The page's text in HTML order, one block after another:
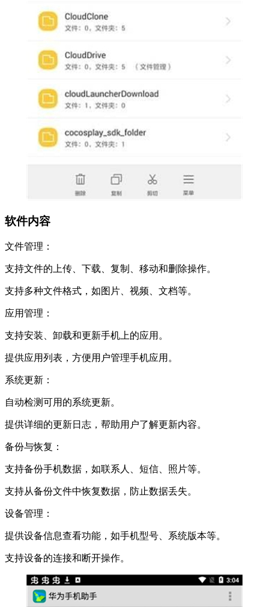
软件内容
文件管理：
支持文件的上传、下载、复制、移动和删除操作。
支持多种文件格式，如图片、视频、文档等。
应用管理：
支持安装、卸载和更新手机上的应用。
提供应用列表，方便用户管理手机应用。
系统更新：
自动检测可用的系统更新。
提供详细的更新日志，帮助用户了解更新内容。
备份与恢复：
支持备份手机数据，如联系人、短信、照片等。
支持从备份文件中恢复数据，防止数据丢失。
设备管理：
提供设备信息查看功能，如手机型号、系统版本等。
支持设备的连接和断开操作。